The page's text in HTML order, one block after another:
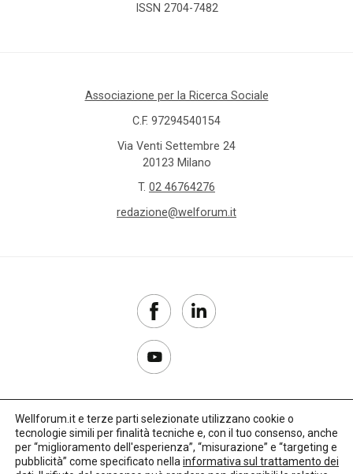
ISSN 2704-7482
Associazione per la Ricerca Sociale
C.F. 97294540154
Via Venti Settembre 24
20123 Milano
T. 02 46764276
redazione@welforum.it
Copyright 2017–2026
Privacy Policy
Wellforum.it e terze parti selezionate utilizzano cookie o
tecnologie simili per finalità tecniche e, con il tuo consenso, anche
per “miglioramento dell'esperienza”, “misurazione” e “targeting e
pubblicità” come specificato nella informativa sul trattamento dei